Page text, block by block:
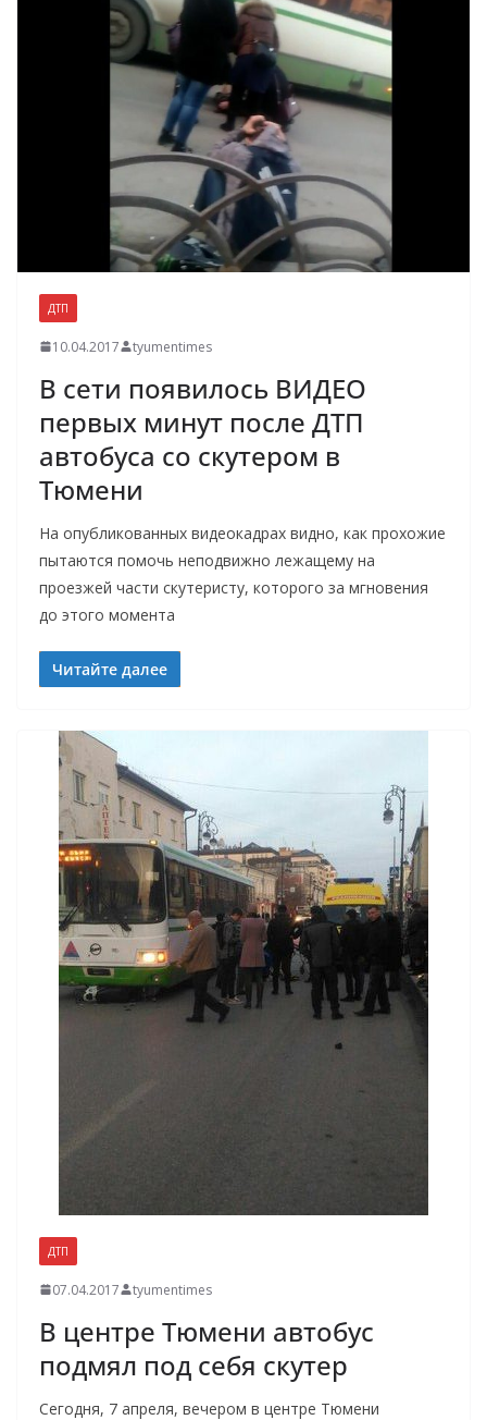
ДТП
10.04.2017 tyumentimes
В сети появилось ВИДЕО
первых минут после ДТП
автобуса со скутером в
Тюмени
На опубликованных видеокадрах видно, как прохожие
пытаются помочь неподвижно лежащему на
проезжей части скутеристу, которого за мгновения
до этого момента
Читайте далее
ДТП
07.04.2017 tyumentimes
В центре Тюмени автобус
подмял под себя скутер
Сегодня, 7 апреля, вечером в центре Тюмени